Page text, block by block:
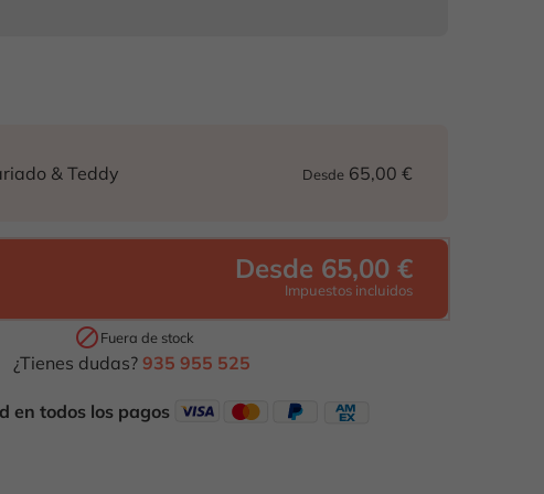
& Teddy Desde 65,00 €
Fuera de stock
Desde 65,00 €
Impuestos incluidos
¿Tienes dudas? 935 955 525
en todos los pagos